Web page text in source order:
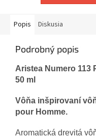
Popis Diskusia
Podrobný popis
Aristea Numero 113
50 ml
Vôňa inšpirovaní
pour Homme.
Aromatická drevitá